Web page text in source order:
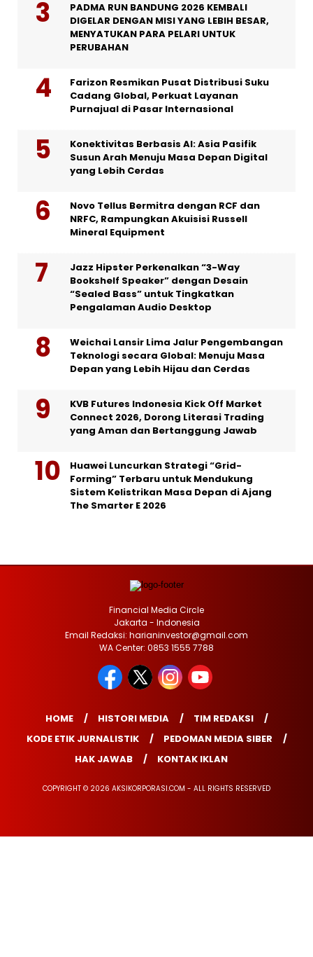
PADMA RUN BANDUNG 2026 KEMBALI
DIGELAR DENGAN MISI YANG LEBIH BESAR,
MENYATUKAN PARA PELARI UNTUK
PERUBAHAN
Farizon Resmikan Pusat Distribusi Suku
Cadang Global, Perkuat Layanan
Purnajual di Pasar Internasional
Konektivitas Berbasis AI: Asia Pasifik
Susun Arah Menuju Masa Depan Digital
yang Lebih Cerdas
Novo Tellus Bermitra dengan RCF dan
NRFC, Rampungkan Akuisisi Russell
Mineral Equipment
Jazz Hipster Perkenalkan “3-Way
Bookshelf Speaker” dengan Desain
“Sealed Bass” untuk Tingkatkan
Pengalaman Audio Desktop
Weichai Lansir Lima Jalur Pengembangan
Teknologi secara Global: Menuju Masa
Depan yang Lebih Hijau dan Cerdas
KVB Futures Indonesia Kick Off Market
Connect 2026, Dorong Literasi Trading
yang Aman dan Bertanggung Jawab
Huawei Luncurkan Strategi “Grid-
Forming” Terbaru untuk Mendukung
Sistem Kelistrikan Masa Depan di Ajang
The Smarter E 2026
Financial Media Circle
Jakarta - Indonesia
Email Redaksi: harianinvestor@gmail.com
WA Center: 0853 1555 7788
HOME HISTORI MEDIA
TIM REDAKSI
KODE ETIK JURNALISTIK
PEDOMAN MEDIA SIBER
HAK JAWAB
KONTAK IKLAN
COPYRIGHT © 2026 AKSIKORPORASI.COM - ALL RIGHTS RESERVED